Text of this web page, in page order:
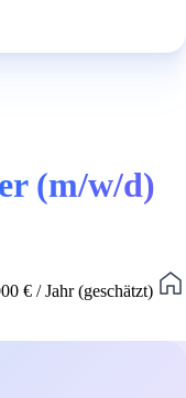
(m/w/d)
€ / Jahr (geschätzt)